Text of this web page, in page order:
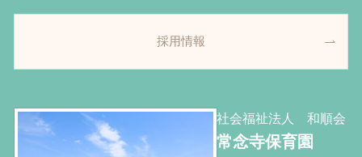
採用情報
社会福祉法人 和順会
常念寺保育園